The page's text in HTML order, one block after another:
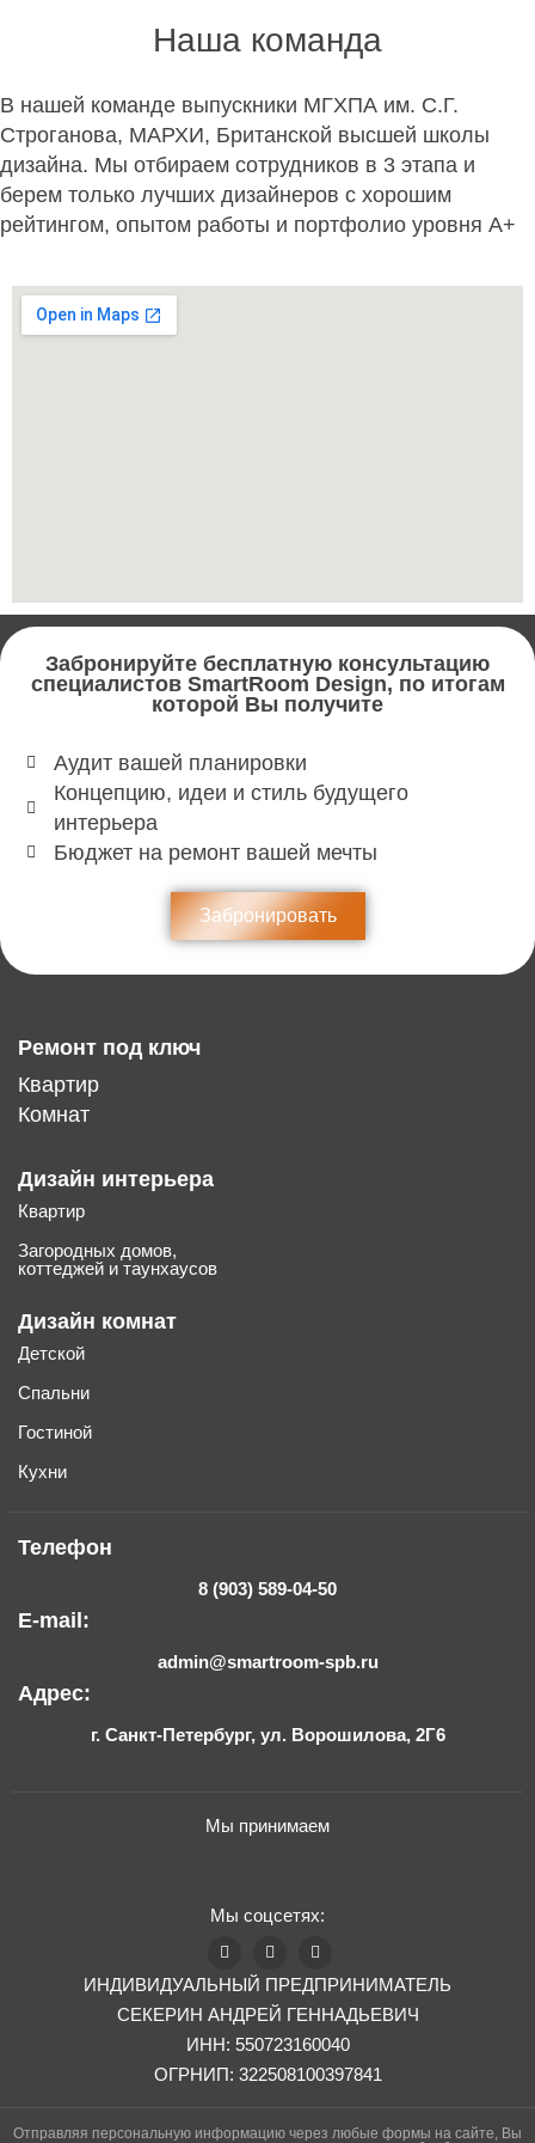
Наша команда
В нашей команде выпускники МГХПА им. С.Г.
Строганова, МАРХИ, Британской высшей школы
дизайна. Мы отбираем сотрудников в 3 этапа и
берем только лучших дизайнеров с хорошим
рейтингом, опытом работы и портфолио уровня A+
Забронируйте бесплатную консультацию
специалистов SmartRoom Design, по итогам
которой Вы получите
Аудит вашей планировки
Концепцию, идеи и стиль будущего
интерьера
Бюджет на ремонт вашей мечты
Забронировать
Ремонт под ключ
Квартир
Комнат
Дизайн интерьера
Квартир
Загородных домов,
коттеджей и таунхаусов
Дизайн комнат
Детской
Спальни
Гостиной
Кухни
Телефон
8 (903) 589-04-50
E-mail:
admin@smartroom-spb.ru
Адрес:
г. Санкт-Петербург, ул. Ворошилова, 2Г6
Мы принимаем
Мы соцсетях:
ИНДИВИДУАЛЬНЫЙ ПРЕДПРИНИМАТЕЛЬ
СЕКЕРИН АНДРЕЙ ГЕННАДЬЕВИЧ
ИНН: 550723160040
ОГРНИП: 322508100397841
Отправляя персональную информацию через любые формы на сайте, Вы